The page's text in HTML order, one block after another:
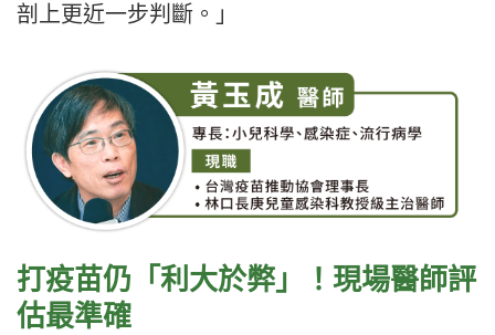
剖上更近一步判斷。」
打疫苗仍「利大於弊」！現場醫師評
估最準確